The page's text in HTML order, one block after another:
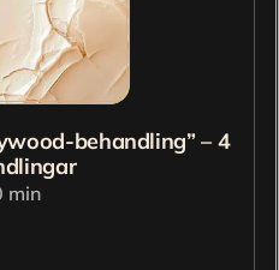
behandling” – 4
min